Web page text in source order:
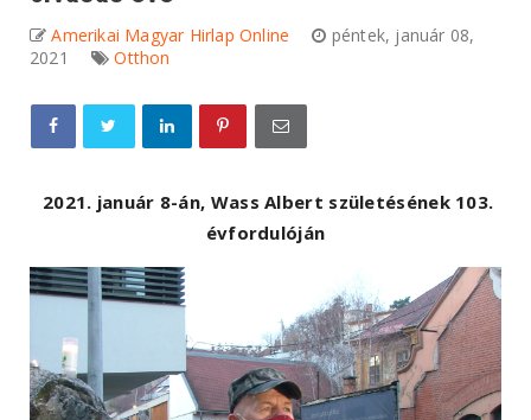
Amerikai Magyar Hirlap Online
péntek, január 08,
2021
Otthon
2021. január 8-án, Wass Albert születésének 103.
évfordulóján